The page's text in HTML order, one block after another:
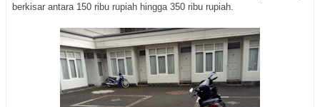
berkisar antara 150 ribu rupiah hingga 350 ribu rupiah.